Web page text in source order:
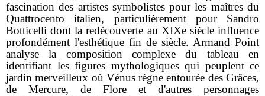
fascination des artistes symbolistes pour les maîtres du
Quattrocento italien, particulièrement pour Sandro
Botticelli dont la redécouverte au XIXe siècle influence
profondément l'esthétique fin de siècle. Armand Point
analyse la composition complexe du tableau en
identifiant les figures mythologiques qui peuplent ce
jardin merveilleux où Vénus règne entourée des Grâces,
de Mercure, de Flore et d'autres personnages